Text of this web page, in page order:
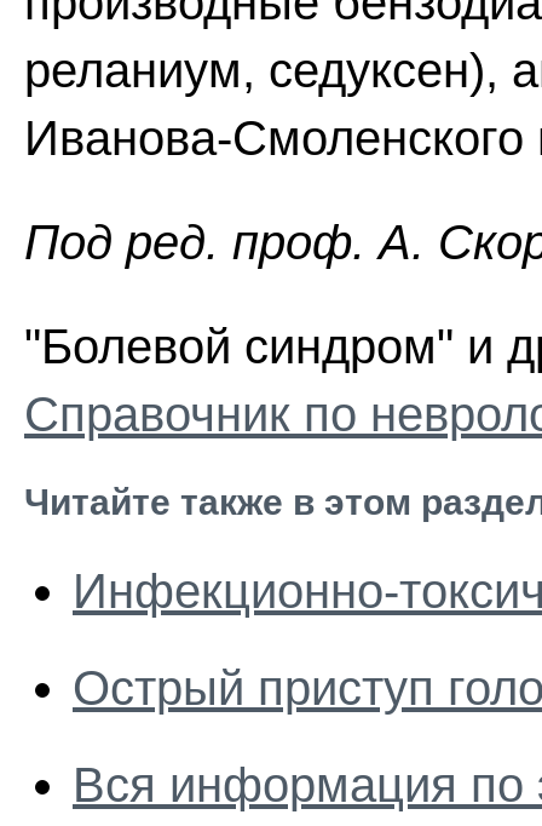
реланиум, седуксен),
Иванова-Смоленского
Пoд peд. проф. А.
"Болевой синдром" и
Справочник по
Читайте также в этом
Инфекционно-
Острый приступ
Вся информация по